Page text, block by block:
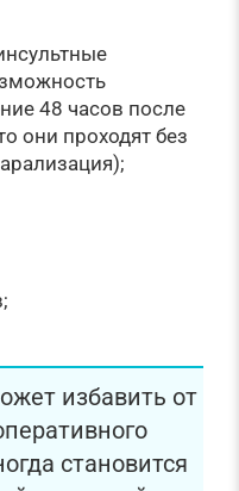
48 часов после
они проходят без
избавить от
становится